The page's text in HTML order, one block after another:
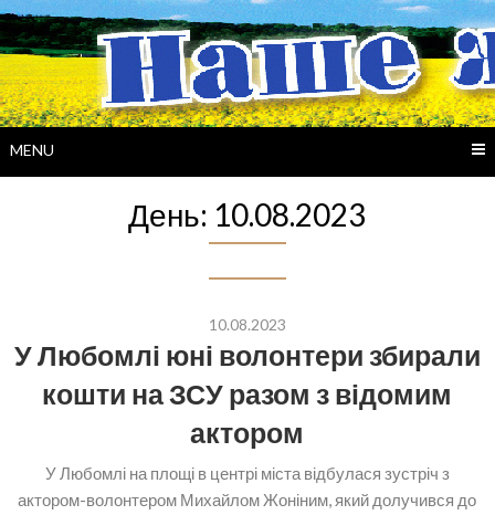
Skip
to
content
MENU
День: 10.08.2023
10.08.2023
У Любомлі юні волонтери збирали
кошти на ЗСУ разом з відомим
актором
У Любомлі на площі в центрі міста відбулася зустріч з
актором-волонтером Михайлом Жоніним, який долучився до